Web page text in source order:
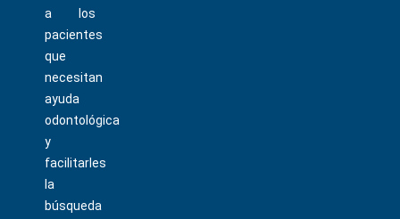
a los
pacientes
que
necesitan
ayuda
odontológica
y
facilitarles
la
búsqueda